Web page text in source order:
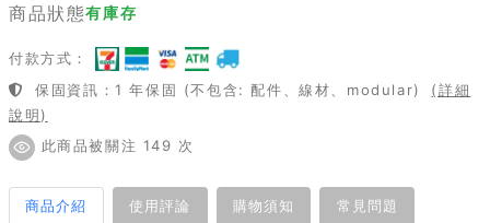
商品狀態有庫存
付款方式：
保固資訊：1 年保固 (不包含: 配件、線材、modular)
(詳細
說明)
此商品被關注 149 次
商品介紹 使用評論 購物須知 常見問題